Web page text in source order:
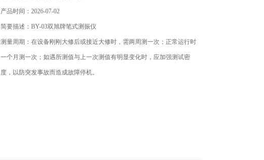
产品时间：2026-07-02
简要描述：BY-03双旭牌笔式测振仪
测量周期：在设备刚刚大修后或接近大修时，需两周测一次；正常运行时
一个月测一次；如遇所测值与上一次测值有明显变化时，应加强测试密
度，以防突发事故而造成故障停机。